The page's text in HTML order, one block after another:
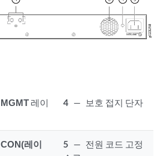
MGMT레이
4 — 보호 접지 단자
CON(레이
5 — 전원 코드 고정